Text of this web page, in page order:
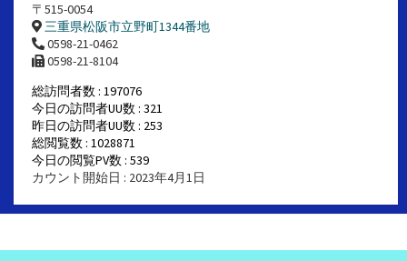
〒515-0054
三重県松阪市立野町1344番地
0598-21-0462
0598-21-8104
総訪問者数 : 197076
今日の訪問者UU数 : 321
昨日の訪問者UU数 : 253
総閲覧数 : 1028871
今日の閲覧PV数 : 539
カウント開始日 : 2023年4月1日